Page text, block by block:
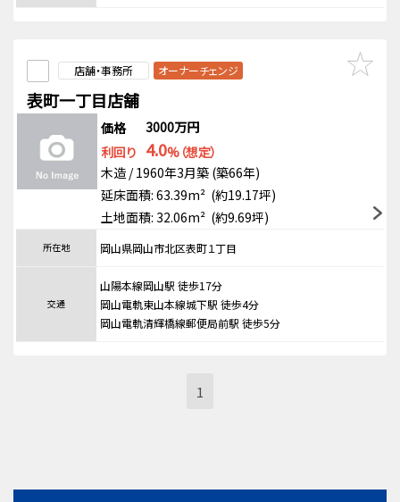
店舗・事務所 オーナーチェンジ
表町一丁目店舗
価格
3000万円
利回り 4.0%（想定）
木造 / 1960年3月築 (築66年)
延床面積: 63.39m² (約19.17坪)
土地面積: 32.06m² (約9.69坪)
所在地 岡山県岡山市北区表町１丁目
交通
山陽本線岡山駅 徒歩17分
岡山電軌東山本線城下駅 徒歩4分
岡山電軌清輝橋線郵便局前駅 徒歩5分
1